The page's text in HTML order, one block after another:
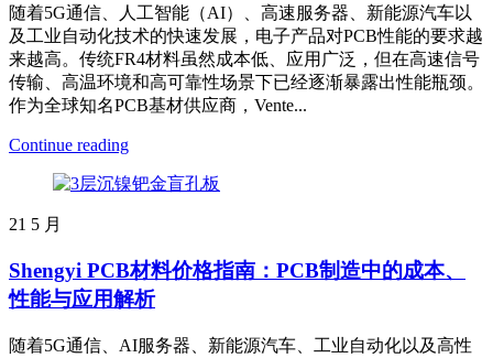
随着5G通信、人工智能（AI）、高速服务器、新能源汽车以
及工业自动化技术的快速发展，电子产品对PCB性能的要求越
来越高。传统FR4材料虽然成本低、应用广泛，但在高速信号
传输、高温环境和高可靠性场景下已经逐渐暴露出性能瓶颈。
作为全球知名PCB基材供应商，Vente...
Continue reading
21 5 月
Shengyi PCB材料价格指南：PCB制造中的成本、
性能与应用解析
随着5G通信、AI服务器、新能源汽车、工业自动化以及高性